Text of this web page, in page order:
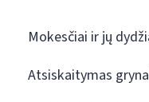
Mokesčiai ir jų
Atsiskaitymas